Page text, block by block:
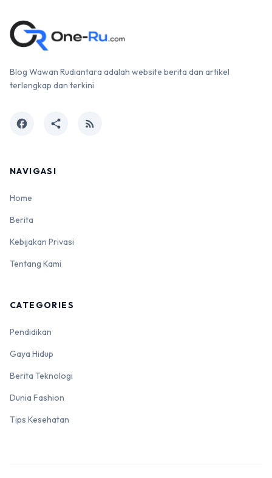
Blog Wawan Rudiantara adalah website berita dan artikel
terlengkap dan terkini
facebook share rss_feed
NAVIGASI
Home
Berita
Kebijakan Privasi
Tentang Kami
CATEGORIES
Pendidikan
Gaya Hidup
Berita Teknologi
Dunia Fashion
Tips Kesehatan